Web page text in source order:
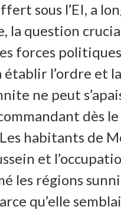
sous l’EI, a
la question
forces
l’ordre et
ne peut
dès
habitants de
et
les régions
qu’elle